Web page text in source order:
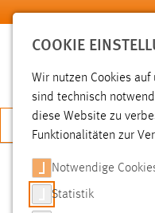
Zum Hauptinhalt springen
SUCHE
COOKIE
Wir nutzen Cookies
sind technisch
diese Website zu
Funktionalitäten zur
Notwendige
Statistik